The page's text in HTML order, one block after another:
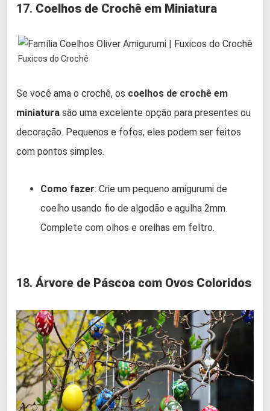
17. Coelhos de Crochê em Miniatura
Fuxicos do Crochê
Se você ama o crochê, os coelhos de crochê em
miniatura são uma excelente opção para presentes ou
decoração. Pequenos e fofos, eles podem ser feitos
com pontos simples.
Como fazer: Crie um pequeno amigurumi de
coelho usando fio de algodão e agulha 2mm.
Complete com olhos e orelhas em feltro.
18. Árvore de Páscoa com Ovos Coloridos